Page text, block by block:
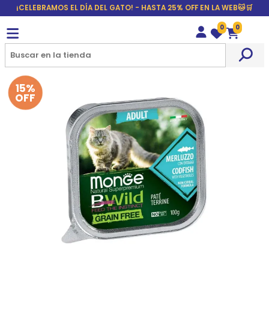
¡CELEBRAMOS EL DÍA DEL GATO! - HASTA 25% OFF EN LA WEB🐱🛒
Wishlist
0
Carrito
0
15%
OFF